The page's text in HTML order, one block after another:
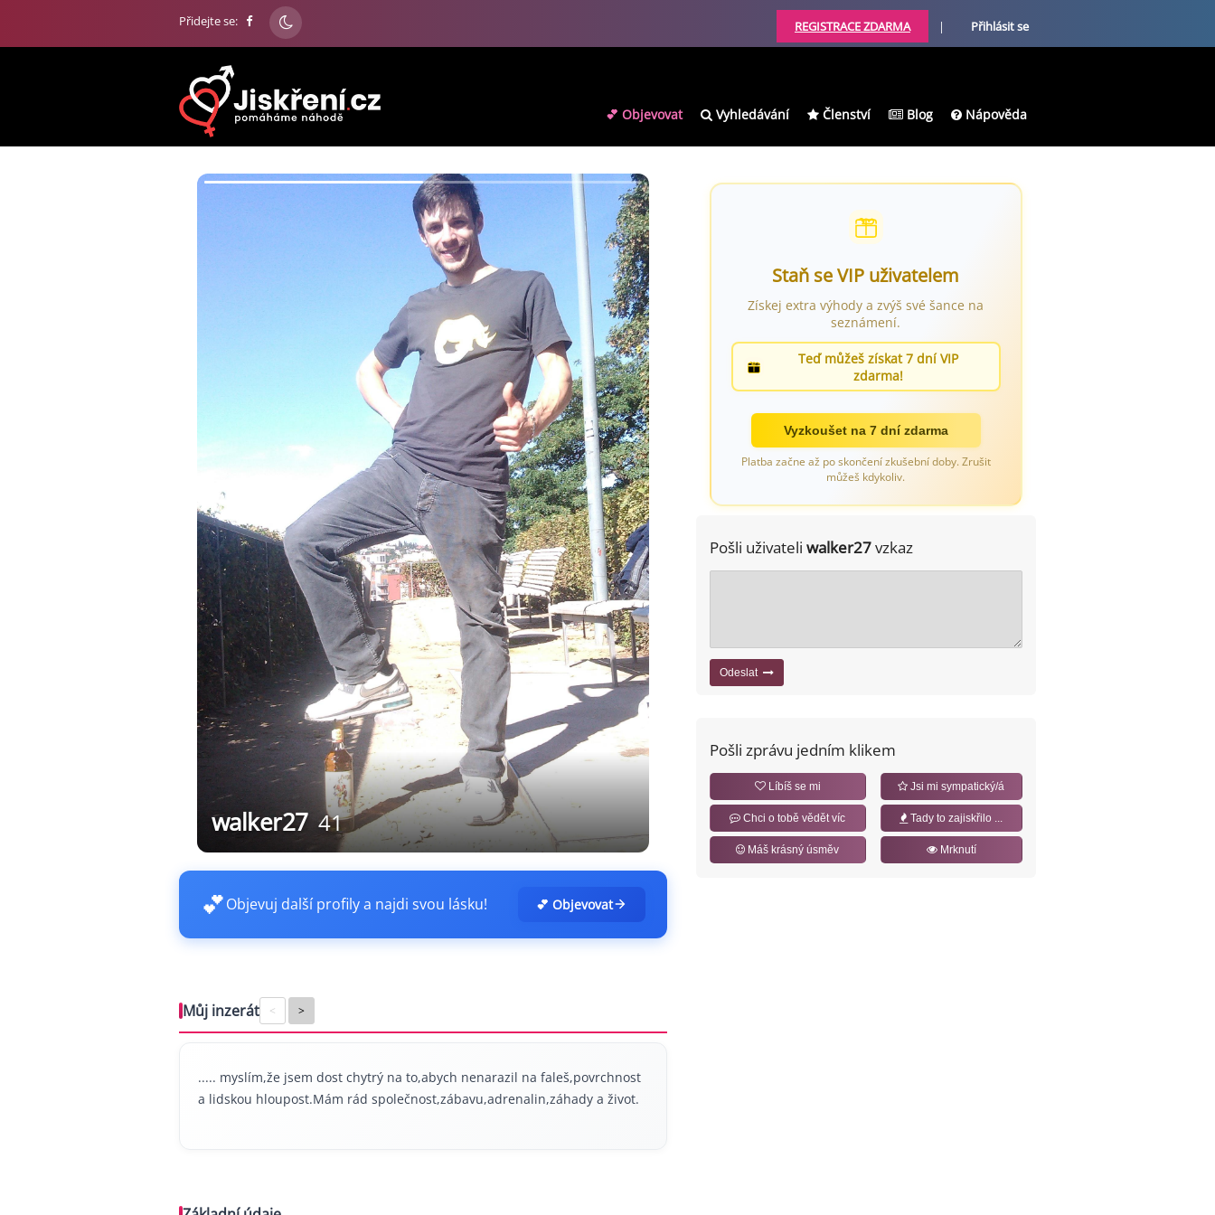
Přidejte se: REGISTRACE ZDARMA | Přihlásit se
💕 Objevovat Vyhledávání Členství Blog Nápověda
walker27 41
💕Objevuj další profily a najdi svou lásku! 💕 Objevovat
Můj inzerát < >
..... myslím,že jsem dost chytrý na to,abych nenarazil na faleš,povrchnost
a lidskou hloupost.Mám rád společnost,zábavu,adrenalin,záhady a život.
Staň se VIP uživatelem
Získej extra výhody a zvýš své šance na
seznámení.
Teď můžeš získat 7 dní VIP
zdarma!
Vyzkoušet na 7 dní zdarma
Platba začne až po skončení zkušební doby. Zrušit
můžeš kdykoliv.
Pošli uživateli walker27vzkaz
Odeslat
Pošli zprávu jedním klikem
Líbíš se mi Jsi mi sympatický/á
Chci o tobě vědět víc Tady to zajiskřilo ...
Máš krásný úsměv Mrknutí